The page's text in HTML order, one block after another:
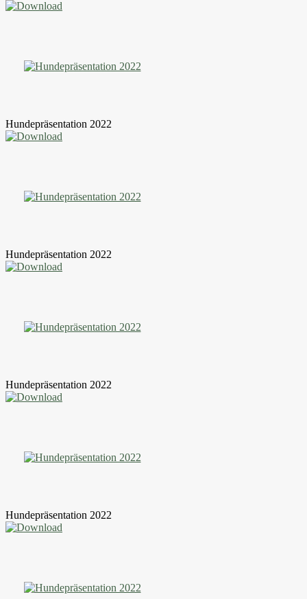
Hundepräsentation 2022
Hundepräsentation 2022
Hundepräsentation 2022
Hundepräsentation 2022